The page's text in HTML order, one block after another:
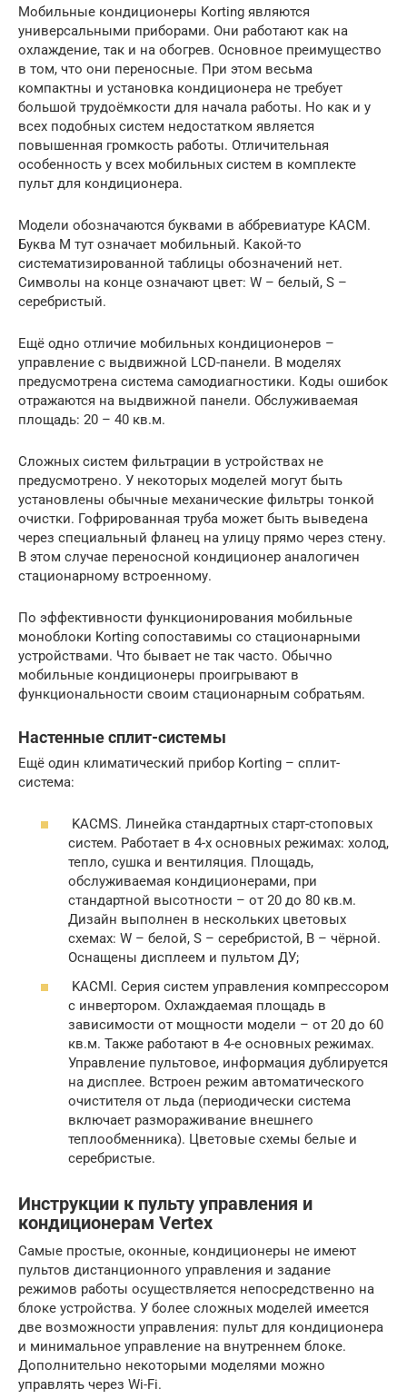
Мобильные кондиционеры Korting являются
универсальными приборами. Они работают как на
охлаждение, так и на обогрев. Основное преимущество
в том, что они переносные. При этом весьма
компактны и установка кондиционера не требует
большой трудоёмкости для начала работы. Но как и у
всех подобных систем недостатком является
повышенная громкость работы. Отличительная
особенность у всех мобильных систем в комплекте
пульт для кондиционера.
Модели обозначаются буквами в аббревиатуре KACM.
Буква M тут означает мобильный. Какой-то
систематизированной таблицы обозначений нет.
Символы на конце означают цвет: W – белый, S –
серебристый.
Ещё одно отличие мобильных кондиционеров –
управление с выдвижной LCD-панели. В моделях
предусмотрена система самодиагностики. Коды ошибок
отражаются на выдвижной панели. Обслуживаемая
площадь: 20 – 40 кв.м.
Сложных систем фильтрации в устройствах не
предусмотрено. У некоторых моделей могут быть
установлены обычные механические фильтры тонкой
очистки. Гофрированная труба может быть выведена
через специальный фланец на улицу прямо через стену.
В этом случае переносной кондиционер аналогичен
стационарному встроенному.
По эффективности функционирования мобильные
моноблоки Korting сопоставимы со стационарными
устройствами. Что бывает не так часто. Обычно
мобильные кондиционеры проигрывают в
функциональности своим стационарным собратьям.
Настенные сплит-системы
Ещё один климатический прибор Korting – сплит-
система:
KACMS. Линейка стандартных старт-стоповых
систем. Работает в 4-х основных режимах: холод,
тепло, сушка и вентиляция. Площадь,
обслуживаемая кондиционерами, при
стандартной высотности – от 20 до 80 кв.м.
Дизайн выполнен в нескольких цветовых
схемах: W – белой, S – серебристой, B – чёрной.
Оснащены дисплеем и пультом ДУ;
KACMI. Серия систем управления компрессором
с инвертором. Охлаждаемая площадь в
зависимости от мощности модели – от 20 до 60
кв.м. Также работают в 4-е основных режимах.
Управление пультовое, информация дублируется
на дисплее. Встроен режим автоматического
очистителя от льда (периодически система
включает размораживание внешнего
теплообменника). Цветовые схемы белые и
серебристые.
Инструкции к пульту управления и
кондиционерам Vertex
Самые простые, оконные, кондиционеры не имеют
пультов дистанционного управления и задание
режимов работы осуществляется непосредственно на
блоке устройства. У более сложных моделей имеется
две возможности управления: пульт для кондиционера
и минимальное управление на внутреннем блоке.
Дополнительно некоторыми моделями можно
управлять через Wi-Fi.